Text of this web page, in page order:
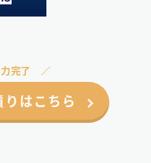
完了
はこちら